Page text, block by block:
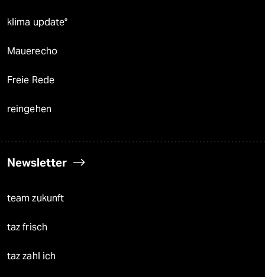
klima update°
Mauerecho
Freie Rede
reingehen
Newsletter
team zukunft
taz frisch
taz zahl ich